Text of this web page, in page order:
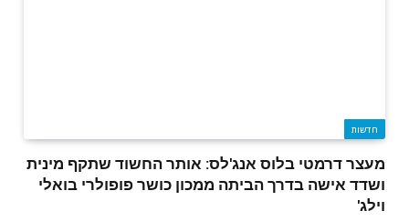
חדשות
מעצר דרמטי בלוס אנג'לס: אותר החשוד שתקף מינית
ושדד אישה בדרך הביתה ממכון כושר פופולרי בואלי
וילג'